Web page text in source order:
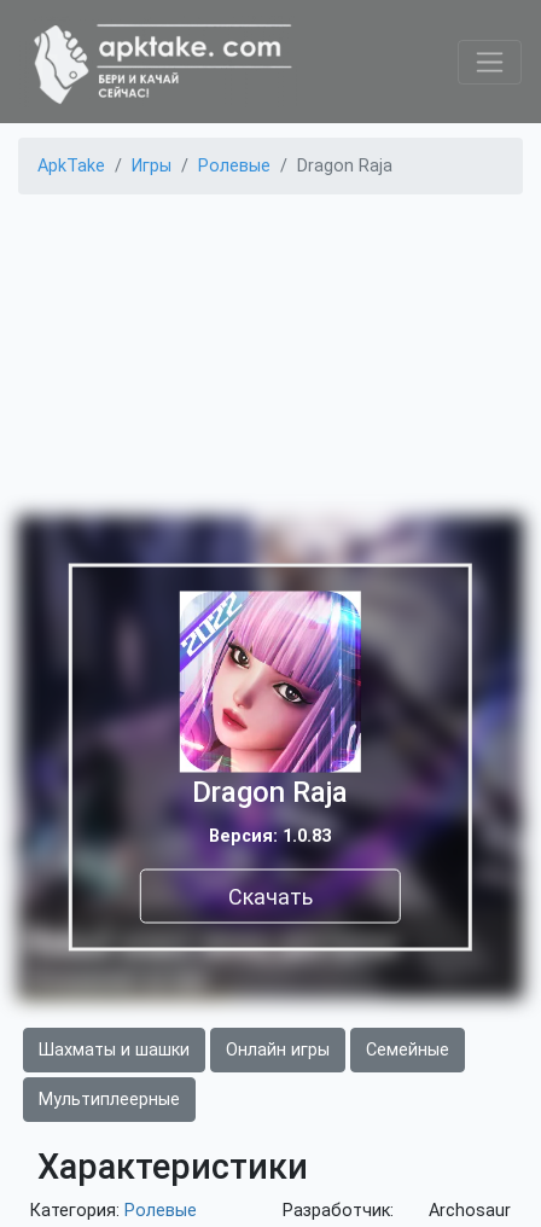
ApkTake Игры Ролевые Dragon Raja
Dragon Raja
Версия: 1.0.83
Скачать
Шахматы и шашки Онлайн игры Семейные
Мультиплеерные
Характеристики
Категория: Ролевые
Разработчик: Archosaur